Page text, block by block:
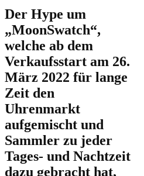
Der Hype um
„MoonSwatch“,
welche ab dem
Verkaufsstart am 26.
März 2022 für lange
Zeit den
Uhrenmarkt
aufgemischt und
Sammler zu jeder
Tages- und Nachtzeit
dazu gebracht hat,